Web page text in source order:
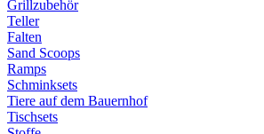
Grillzubehör
Teller
Falten
Sand Scoops
Ramps
Schminksets
Tiere auf dem Bauernhof
Tischsets